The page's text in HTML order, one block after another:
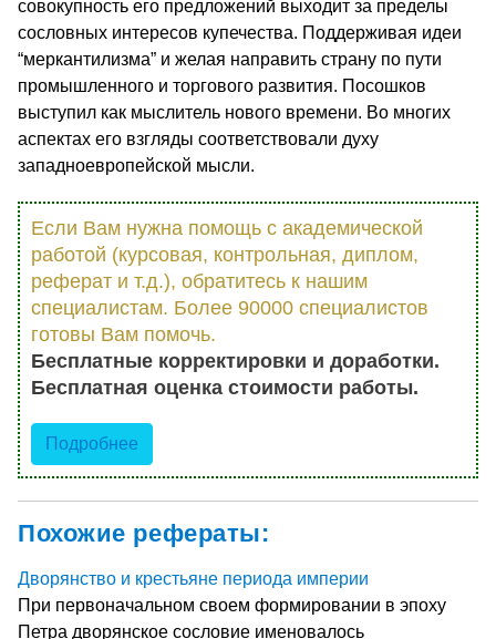
совокупность его предложений выходит за пределы
сословных интересов купечества. Поддерживая идеи
“меркантилизма” и желая направить страну по пути
промышленного и торгового развития. Посошков
выступил как мыслитель нового времени. Во многих
аспектах его взгляды соответствовали духу
западноевропейской мысли.
Если Вам нужна помощь с академической
работой (курсовая, контрольная, диплом,
реферат и т.д.), обратитесь к нашим
специалистам. Более 90000 специалистов
готовы Вам помочь.
Бесплатные корректировки и доработки.
Бесплатная оценка стоимости работы.
Подробнее
Похожие рефераты:
Дворянство и крестьяне периода империи
При первоначальном своем формировании в эпоху
Петра дворянское сословие именовалось